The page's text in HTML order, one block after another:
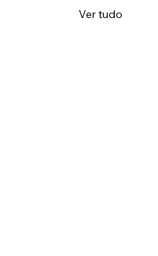
Ver tudo